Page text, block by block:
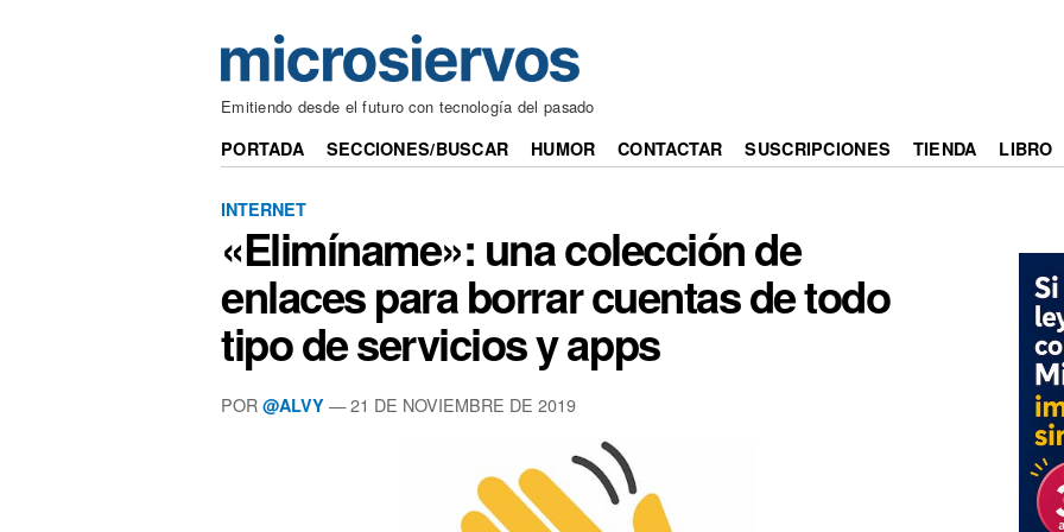
Emitiendo desde el futuro con tecnología del pasado
PORTADA SECCIONES/BUSCAR HUMOR CONTACTAR SUSCRIPCIONES TIENDA LIBRO
INTERNET
«Elimíname»: una colección de
enlaces para borrar cuentas de todo
tipo de servicios y apps
POR @ALVY — 21 DE NOVIEMBRE DE 2019